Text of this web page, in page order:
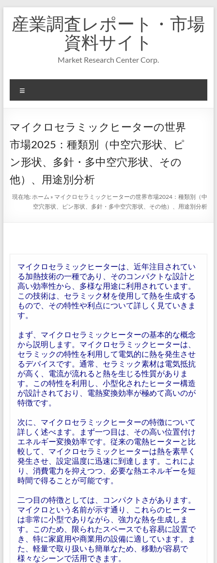
キ
プ
産業調査レポート・市場
資料サイト
Market Research Center Corp.
ニ
ー
マイクロセラミックヒーターの世界
市場2025：種類別（中空穴形状、ピ
ン形状、多針・多中空穴形状、その
他）、用途別分析
現在地:ホーム » マイクロセラミックヒーターの世界市場2024：種類別（中
空穴形状、ピン形状、多針・多中空穴形状、その他）、用途別分析
マイクロセラミックヒーターは、近年注目されてい
る加熱技術の一種であり、そのコンパクトな設計と
高い効率性から、多様な用途に利用されています。
この技術は、セラミック材を使用して熱を生成する
もので、その特性や利点について詳しく見ていきま
す。
まず、マイクロセラミックヒーターの基本的な概念
から説明します。マイクロセラミックヒーターは、
セラミックの特性を利用して電気的に熱を発生させ
るデバイスです。通常、セラミック素材は電気抵抗
が高く、電流が流れると熱を生じる性質がありま
す。この特性を利用し、小型化されたヒーター構造
が設計されており、電熱変換効率が極めて高いのが
特徴です。
次に、マイクロセラミックヒーターの特徴について
詳しく述べます。まず一つ目は、その高い位置付け
エネルギー変換効率です。従来の電熱ヒーターと比
較して、マイクロセラミックヒーターは熱を素早く
発生させ、設定温度に迅速に到達します。これによ
り、消費電力を抑えつつ、必要な熱エネルギーを短
時間で得ることが可能です。
二つ目の特徴としては、コンパクトさがあります。
マイクロという名前が示す通り、これらのヒーター
は非常に小型でありながら、強力な熱を生成しま
す。このため、限られたスペースでも容易に設置で
き、特に家庭用や商業用の設備に適しています。ま
た、軽量で取り扱いも簡単なため、移動が容易で
様々なシーンで活用できます。